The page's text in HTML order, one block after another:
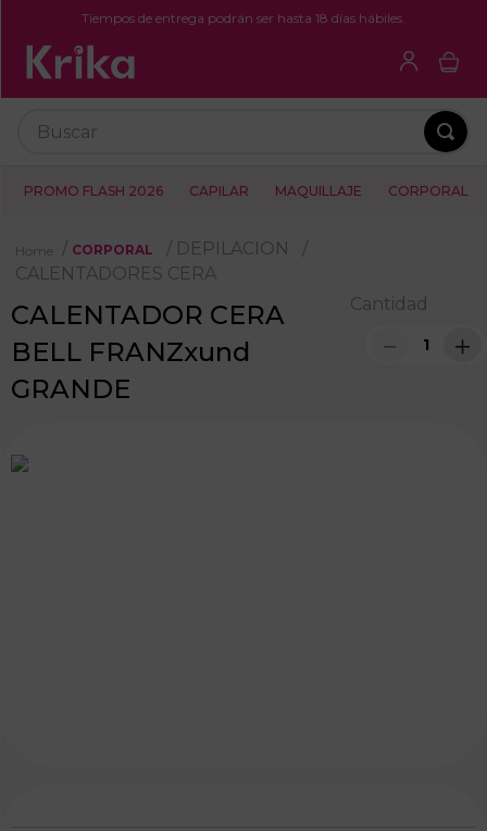
Tiempos de entrega podrán ser hasta 18 días hábiles.
PROMO FLASH 2026 CAPILAR MAQUILLAJE CORPORAL
CORPORAL
DEPILACION
CALENTADORES CERA
CALENTADOR CERA
BELL FRANZxund
GRANDE
Cantidad
＋
－